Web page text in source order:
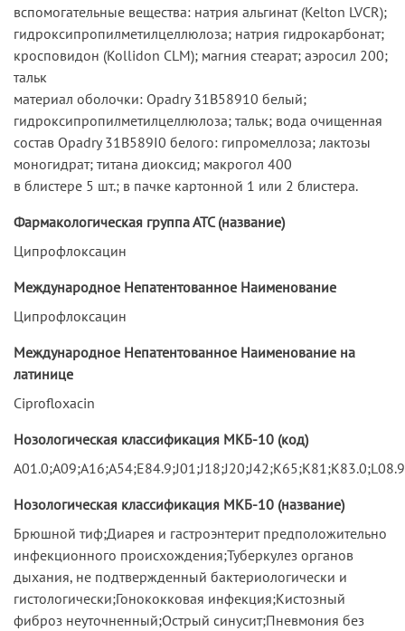
вспомогательные вещества: натрия альгинат (Kelton LVCR);
гидроксипропилметилцеллюлоза; натрия гидрокарбонат;
кросповидон (Kollidon CLM); магния стеарат; аэросил 200;
тальк
материал оболочки: Opadry 31В58910 белый;
гидроксипропилметилцеллюлоза; тальк; вода очищенная
состав Opadry 31B589I0 белого: гипромеллоза; лактозы
моногидрат; титана диоксид; макрогол 400
в блистере 5 шт.; в пачке картонной 1 или 2 блистера.
Фармакологическая группа АТС (название)
Ципрофлоксацин
Международное Непатентованное Наименование
Ципрофлоксацин
Международное Непатентованное Наименование на
латинице
Ciprofloxacin
Нозологическая классификация МКБ-10 (код)
Нозологическая классификация МКБ-10 (название)
Брюшной тиф;Диарея и гастроэнтерит предположительно
инфекционного происхождения;Туберкулез органов
дыхания, не подтвержденный бактериологически и
гистологически;Гонококковая инфекция;Кистозный
фиброз неуточненный;Острый синусит;Пневмония без